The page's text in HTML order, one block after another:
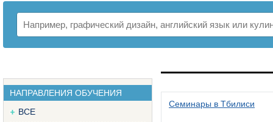
НАПРАВЛЕНИЯ ОБУЧЕНИЯ
ВСЕ
Семинары в Тбилиси